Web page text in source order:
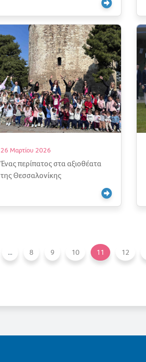
26 Μαρτίου 2026
Ένας περίπατος στα αξιοθέατα
της Θεσσαλονίκης
... 8 9 10 11 12